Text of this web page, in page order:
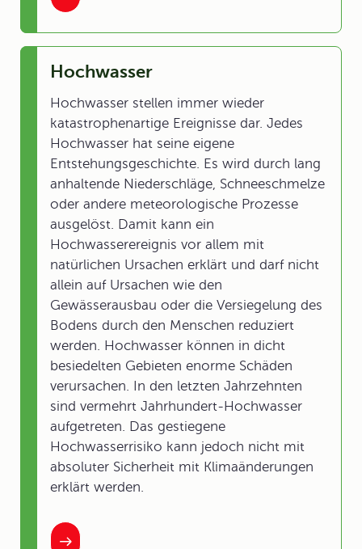
Hochwasser
Hochwasser stellen immer wieder
katastrophenartige Ereignisse dar. Jedes
Hochwasser hat seine eigene
Entstehungsgeschichte. Es wird durch lang
anhaltende Niederschläge, Schneeschmelze
oder andere meteorologische Prozesse
ausgelöst. Damit kann ein
Hochwasserereignis vor allem mit
natürlichen Ursachen erklärt und darf nicht
allein auf Ursachen wie den
Gewässerausbau oder die Versiegelung des
Bodens durch den Menschen reduziert
werden. Hochwasser können in dicht
besiedelten Gebieten enorme Schäden
verursachen. In den letzten Jahrzehnten
sind vermehrt Jahrhundert-Hochwasser
aufgetreten. Das gestiegene
Hochwasserrisiko kann jedoch nicht mit
absoluter Sicherheit mit Klimaänderungen
erklärt werden.